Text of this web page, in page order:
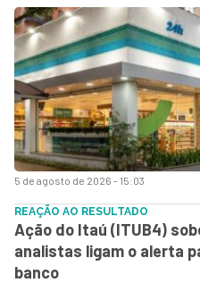
5 de agosto de 2026 - 15:03
REAÇÃO AO RESULTADO
Ação do Itaú (ITUB4)
analistas ligam o alerta
banco